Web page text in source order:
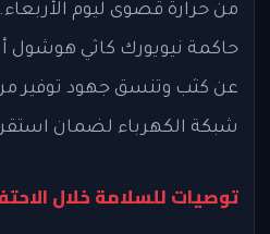
من حرارة قصوى ليوم
حاكمة نيويورك كاثي هوشول
عن كثب وتنسق جهود توفير
شبكة الكهرباء لضمان
توصيات للسلامة خلال